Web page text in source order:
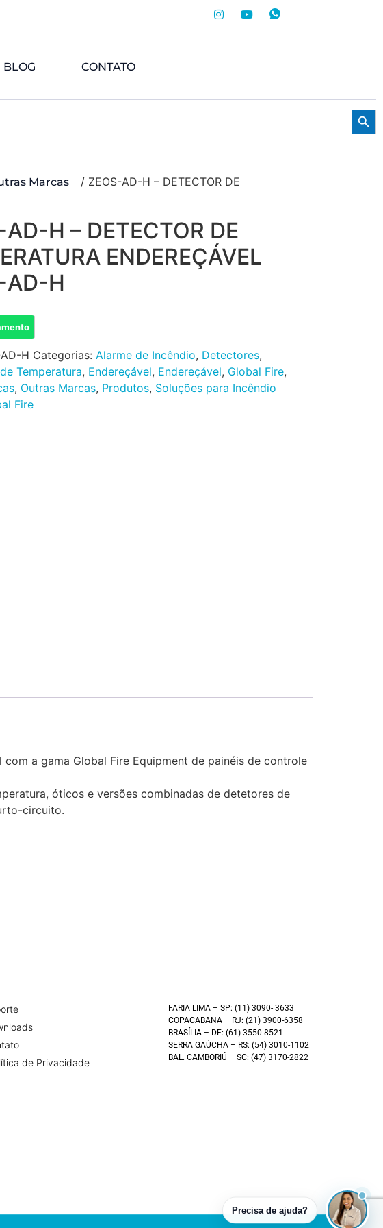
BLOG CONTATO
Marcas
/ ZEOS-AD-H – DETECTOR DE
H – DETECTOR DE
ENDEREÇÁVEL
AD-H
H Categorias: Alarme de Incêndio, Detectores,
Temperatura, Endereçável, Endereçável, Global Fire,
, Outras Marcas, Produtos, Soluções para Incêndio
Fire
a gama Global Fire Equipment de painéis de controle
óticos e versões combinadas de detetores de
circuito.
de Privacidade
FARIA LIMA – SP: (11) 3090- 3633
COPACABANA – RJ: (21) 3900-6358
BRASÍLIA – DF: (61) 3550-8521
SERRA GAÚCHA – RS: (54) 3010-1102
BAL. CAMBORIÚ – SC: (47) 3170-2822
Precisa de ajuda?